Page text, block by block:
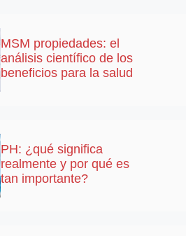
MSM propiedades: el
análisis científico de los
beneficios para la salud
PH: ¿qué significa
realmente y por qué es
tan importante?